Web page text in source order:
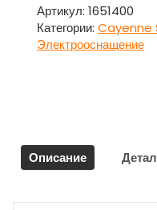
пневмоподвески
Continental
7P0616006F
Cayenne
S
Артикул: 1651400
Категории: Cayenne
Электрооснащение
Описание